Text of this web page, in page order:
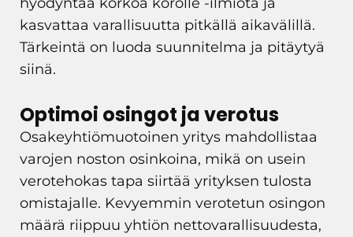
kasvattaa varallisuutta pitkällä aikavälillä.
Tärkeintä on luoda suunnitelma ja pitäytyä
siinä.
Optimoi osingot ja verotus
Osakeyhtiömuotoinen yritys mahdollistaa
varojen noston osinkoina, mikä on usein
verotehokas tapa siirtää yrityksen tulosta
omistajalle. Kevyemmin verotetun osingon
määrä riippuu yhtiön nettovarallisuudesta,